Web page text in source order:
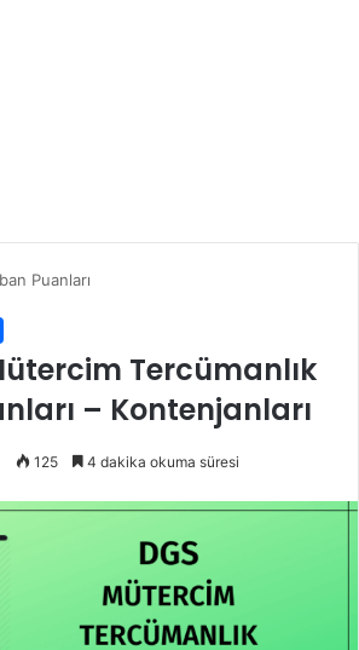
Puanları
Tercümanlık
– Kontenjanları
125 4 dakika okuma süresi